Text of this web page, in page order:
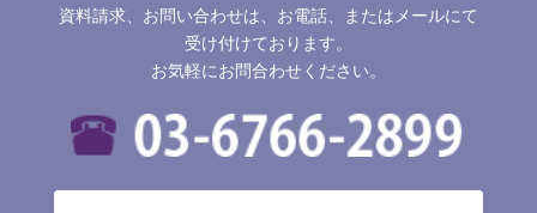
資料請求、お問い合わせは、お電話、またはメールにて
受け付けております。
お気軽にお問合わせください。